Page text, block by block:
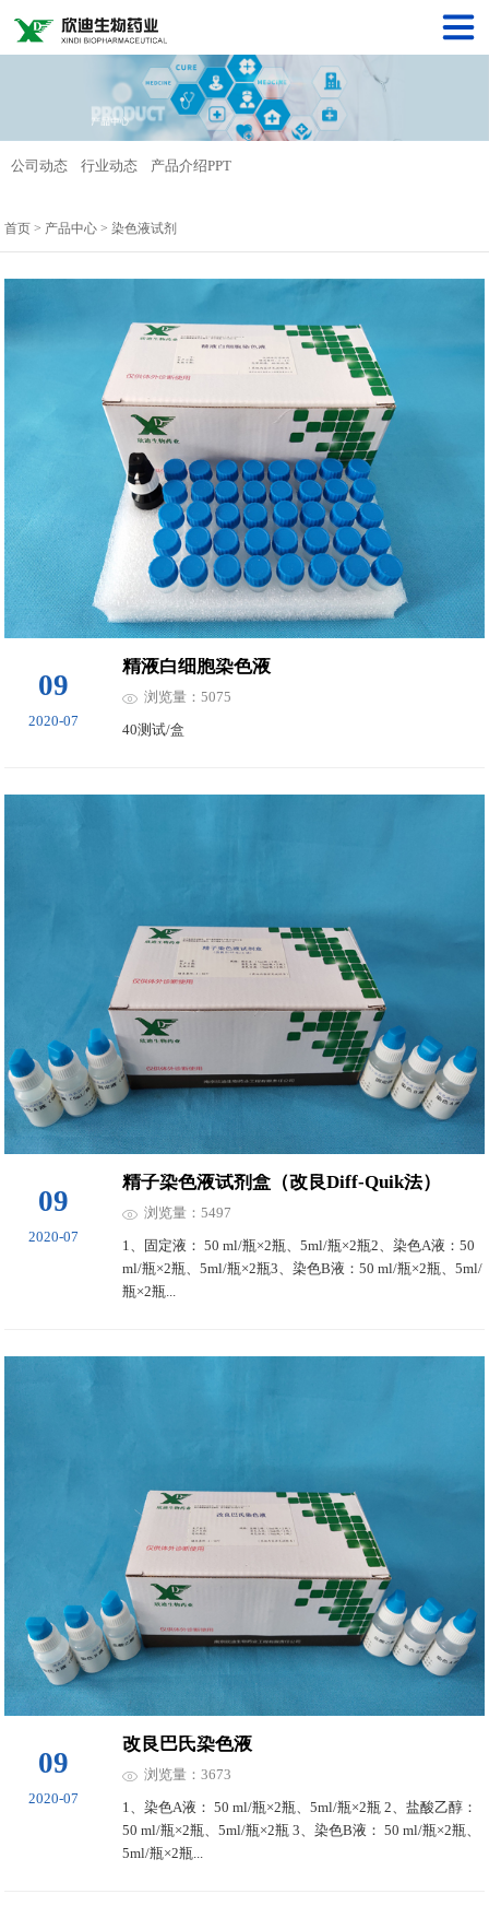
公司动态 行业动态 产品介绍PPT
首页> 产品中心 >染色液试剂
09
2020-07
精液白细胞染色液
浏览量：5075
40测试/盒
09
2020-07
精子染色液试剂盒（改良Diff-Quik法）
浏览量：5497
1、固定液： 50 ml/瓶×2瓶、5ml/瓶×2瓶2、染色A液：50
ml/瓶×2瓶、5ml/瓶×2瓶3、染色B液：50 ml/瓶×2瓶、5ml/
瓶×2瓶...
09
2020-07
改良巴氏染色液
浏览量：3673
1、染色A液： 50 ml/瓶×2瓶、5ml/瓶×2瓶 2、盐酸乙醇：
50 ml/瓶×2瓶、5ml/瓶×2瓶 3、染色B液： 50 ml/瓶×2瓶、
5ml/瓶×2瓶...